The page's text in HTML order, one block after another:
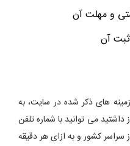
و مهلت آن
آن
های ذکر شده در سایت، به
می توانید با شماره تلفن
از سراسر کشور و به ازای هر دقیقه